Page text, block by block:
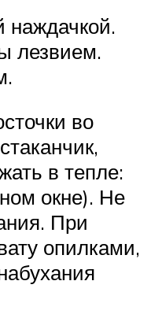
наждачкой.
лезвием.
во
в тепле:
окне). Не
При
опилками,